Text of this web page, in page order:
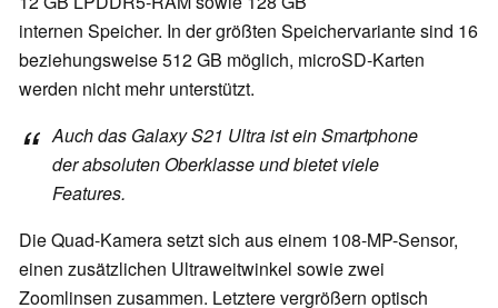
internen Speicher. In der größten Speichervariante sind 16
beziehungsweise 512 GB möglich, microSD-Karten
werden nicht mehr unterstützt.
Auch das Galaxy S21 Ultra ist ein Smartphone
der absoluten Oberklasse und bietet viele
Features.
Die Quad-Kamera setzt sich aus einem 108-MP-Sensor,
einen zusätzlichen Ultraweitwinkel sowie zwei
Zoomlinsen zusammen. Letztere vergrößern optisch